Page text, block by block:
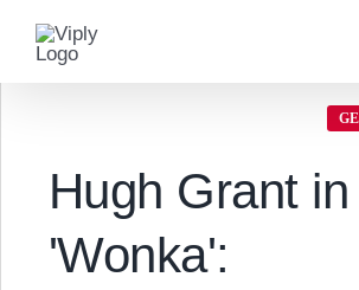
Inhalt
springen
Hugh Grant in
'Wonka':